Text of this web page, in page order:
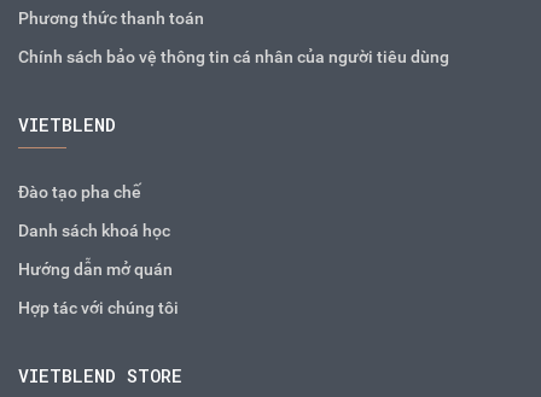
Phương thức thanh toán
Chính sách bảo vệ thông tin cá nhân của người tiêu dùng
VIETBLEND
Đào tạo pha chế
Danh sách khoá học
Hướng dẫn mở quán
Hợp tác với chúng tôi
VIETBLEND STORE